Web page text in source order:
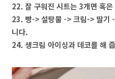
22. 잘 구워진 시트는 3개면 혹
23. 빵-> 설탕물 -> 크림-> 딸기
니다.
24. 생크림 아이싱과 데코를 해